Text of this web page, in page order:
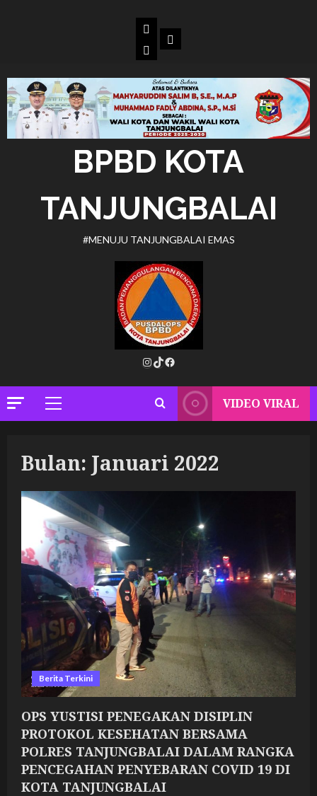
Beranda
BPBD
Tanjungbalai
Dokumen
BPBD KOTA
TANJUNGBALAI
#MENUJU TANJUNGBALAI EMAS
Instagram
TikTok
Facebook
Primary
VIDEO VIRAL
Bulan: Januari 2022
Berita Terkini
OPS YUSTISI PENEGAKAN DISIPLIN
PROTOKOL KESEHATAN BERSAMA
POLRES TANJUNGBALAI DALAM RANGKA
PENCEGAHAN PENYEBARAN COVID 19 DI
KOTA TANJUNGBALAI